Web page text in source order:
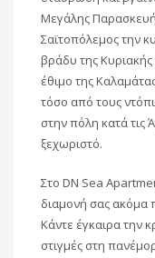
Μεγάλης
Σαϊτοπόλεμος την
βράδυ της
έθιμο της
τόσο από τους
στην πόλη κατά τις
ξεχωριστό.
Στο DN Sea
διαμονή σας ακόμα
Κάντε έγκαιρα την
στιγμές στη